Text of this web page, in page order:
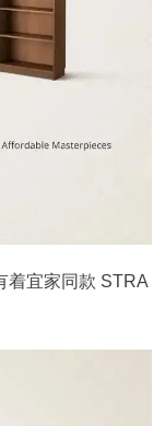
着宜家同款 STRA